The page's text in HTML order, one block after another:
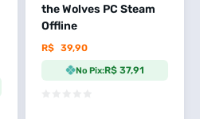
the Wolves PC Steam
Offline
R$ 39,90
No Pix:R$ 37,91